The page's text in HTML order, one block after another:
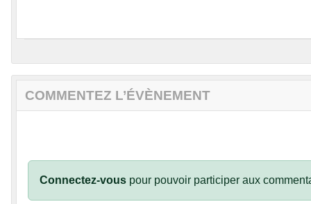
COMMENTEZ L’ÉVÈNEMENT
Connectez-vous pour pouvoir participer aux